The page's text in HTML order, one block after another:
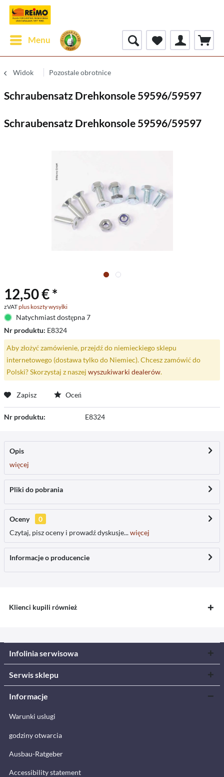
Menu
Widok Pozostale obrotnice
Schraubensatz Drehkonsole 59596/59597
Schraubensatz Drehkonsole 59596/59597
12,50 € *
zVATplus koszty wysyłki
Natychmiast dostępna 7
Nr produktu: E8324
Aby złożyć zamówienie, przejdź do niemieckiego sklepu
internetowego (dostawa tylko do Niemiec). Chcesz zamówić do
Polski? Skorzystaj z naszej wyszukiwarki dealerów.
Zapisz Oceń
Nr produktu: E8324
Opis
więcej
Pliki do pobrania
Oceny
0
Czytaj, pisz oceny i prowadź dyskusje...więcej
Informacje o producencie
Klienci kupili również
Infolinia serwisowa
Serwis sklepu
Informacje
Warunki usługi
godziny otwarcia
Ausbau-Ratgeber
Accessibility statement